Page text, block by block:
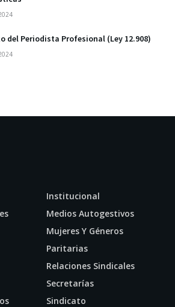
del Periodista Profesional (Ley 12.908)
Institucional
Medios Autogestivos
Mujeres Y Géneros
Paritarias
Relaciones Sindicales
Secretarías
Sindicato